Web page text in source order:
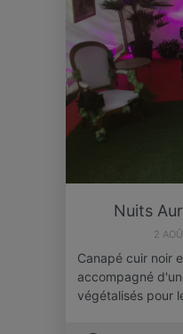
Nuits
2
Canapé cuir noir
accompagné
végétalisés pour